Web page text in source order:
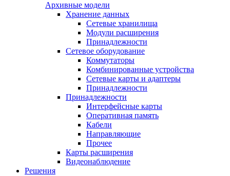
Архивные модели
Хранение данных
Сетевые хранилища
Модули расширения
Принадлежности
Сетевое оборудование
Коммутаторы
Комбинированные устройства
Сетевые карты и адаптеры
Принадлежности
Принадлежности
Интерфейсные карты
Оперативная память
Кабели
Направляющие
Прочее
Карты расширения
Видеонаблюдение
Решения